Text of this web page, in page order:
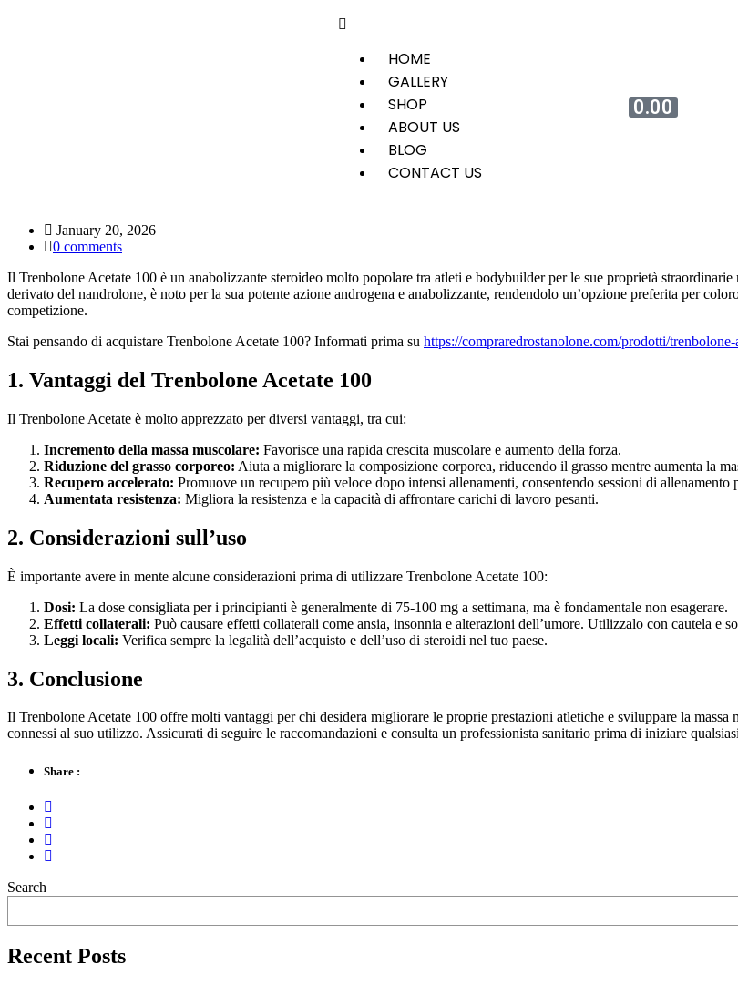
HOME
GALLERY
SHOP
ABOUT US
BLOG
CONTACT US
0.00
January 20, 2026
0 comments
Il Trenbolone Acetate 100 è un anabolizzante steroideo molto popolare tra atleti e bodybuilder per le sue proprietà
derivato del nandrolone, è noto per la sua potente azione androgena e anabolizzante, rendendolo un’opzione preferita per
competizione.
Stai pensando di acquistare Trenbolone Acetate 100? Informati prima su https://compraredrostanolone.com/prodotti/
1. Vantaggi del Trenbolone Acetate 100
Il Trenbolone Acetate è molto apprezzato per diversi vantaggi, tra cui:
Incremento della massa muscolare: Favorisce una rapida crescita muscolare e aumento della forza.
Riduzione del grasso corporeo: Aiuta a migliorare la composizione corporea, riducendo il grasso mentre aumenta la
Recupero accelerato: Promuove un recupero più veloce dopo intensi allenamenti, consentendo sessioni di allenamento
Aumentata resistenza: Migliora la resistenza e la capacità di affrontare carichi di lavoro pesanti.
2. Considerazioni sull’uso
È importante avere in mente alcune considerazioni prima di utilizzare Trenbolone Acetate 100:
Dosi: La dose consigliata per i principianti è generalmente di 75-100 mg a settimana, ma è fondamentale non esagerare.
Effetti collaterali: Può causare effetti collaterali come ansia, insonnia e alterazioni dell’umore. Utilizzalo con cautela e
Leggi locali: Verifica sempre la legalità dell’acquisto e dell’uso di steroidi nel tuo paese.
3. Conclusione
Il Trenbolone Acetate 100 offre molti vantaggi per chi desidera migliorare le proprie prestazioni atletiche e sviluppare la
connessi al suo utilizzo. Assicurati di seguire le raccomandazioni e consulta un professionista sanitario prima di iniziare
Share :
Search
Recent Posts